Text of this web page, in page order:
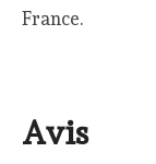
France.
Avis